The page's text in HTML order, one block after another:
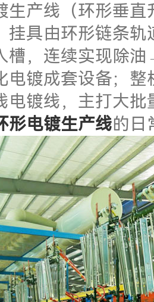
产线（环形垂直
挂具由环形链条
槽，连续实现
电镀成套设备；
电镀线，主打大
形电镀生产线的日